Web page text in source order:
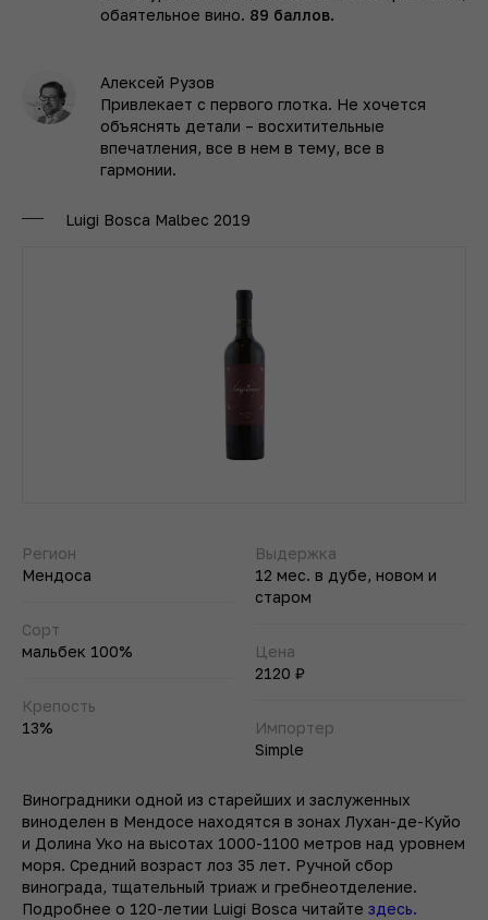
обаятельное вино. 89 баллов.
Алексей Рузов
Привлекает с первого глотка. Не хочется
объяснять детали – восхитительные
впечатления, все в нем в тему, все в
гармонии.
Luigi Bosca Malbec 2019
Регион
Мендоса
Сорт
мальбек 100%
Крепость
13%
Выдержка
12 мес. в дубе, новом и
старом
Цена
2120 ₽
Импортер
Simple
Виноградники одной из старейших и заслуженных
виноделен в Мендосе находятся в зонах Лухан-де-Куйо
и Долина Уко на высотах 1000-1100 метров над уровнем
моря. Средний возраст лоз 35 лет. Ручной сбор
винограда, тщательный триаж и гребнеотделение.
Подробнее о 120-летии Luigi Bosca читайте здесь.